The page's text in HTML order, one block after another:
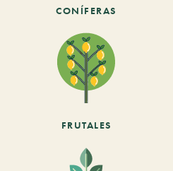
CONÍFERAS
FRUTALES